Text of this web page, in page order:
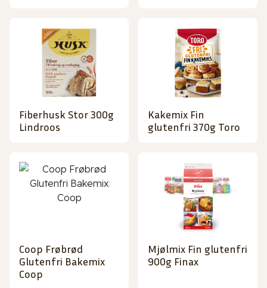
Fiberhusk Stor 300g
Lindroos
Kakemix Fin
glutenfri 370g Toro
Coop Frøbrød
Glutenfri Bakemix
Coop
Mjølmix Fin glutenfri
900g Finax